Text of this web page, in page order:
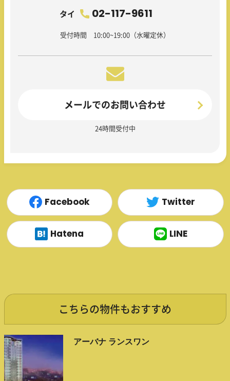
タイ 02-117-9611
受付時間 10:00~19:00（水曜定休）
メールでのお問い合わせ
24時間受付中
Facebook Twitter
Hatena LINE
こちらの物件もおすすめ
アーバナ ランスワン